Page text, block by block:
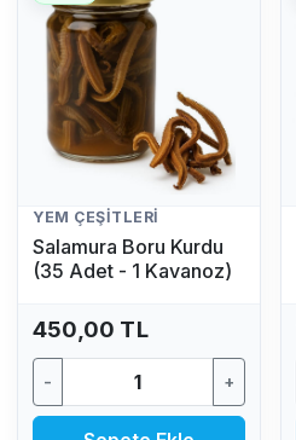
YEM ÇEŞITLERI
Salamura Boru Kurdu
(35 Adet - 1 Kavanoz)
450,00 TL
- +